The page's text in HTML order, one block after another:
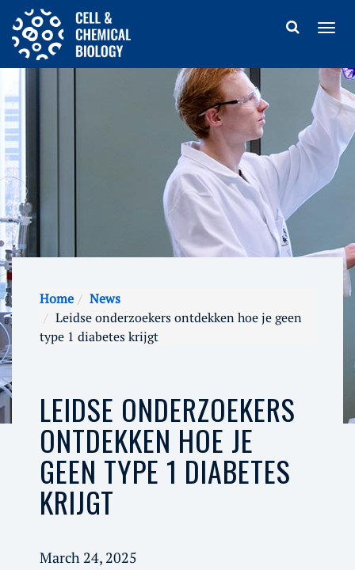
Home
News
Leidse onderzoekers ontdekken hoe je geen
type 1 diabetes krijgt
LEIDSE ONDERZOEKERS
ONTDEKKEN HOE JE
GEEN TYPE 1 DIABETES
KRIJGT
March 24, 2025